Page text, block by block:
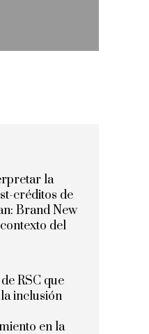
la
créditos de
Brand New
del
RSC que
inclusión
en la